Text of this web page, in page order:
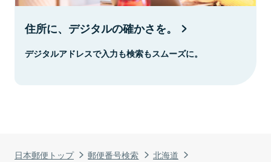
日本郵便トップ 郵便番号検索
北海道
住所に、デジタルの確かさを。
デジタルアドレスで入力も検索もスムーズに。